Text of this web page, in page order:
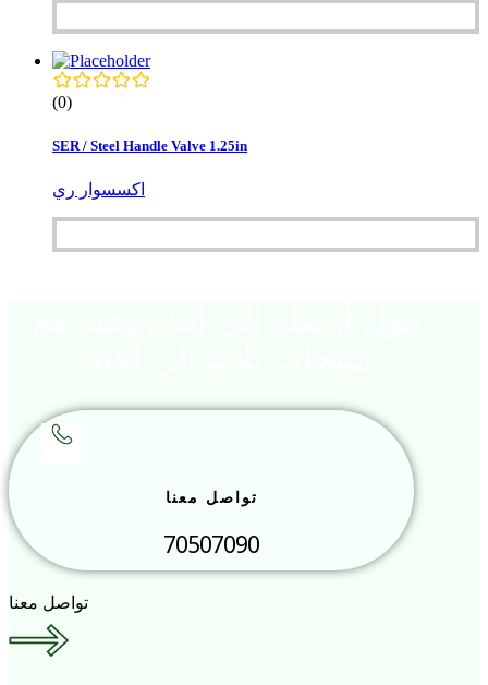
(0)
SER / Steel Handle Valve 1.25in
اكسسوار ري
تواصل معنا
70507090
تواصل معنا